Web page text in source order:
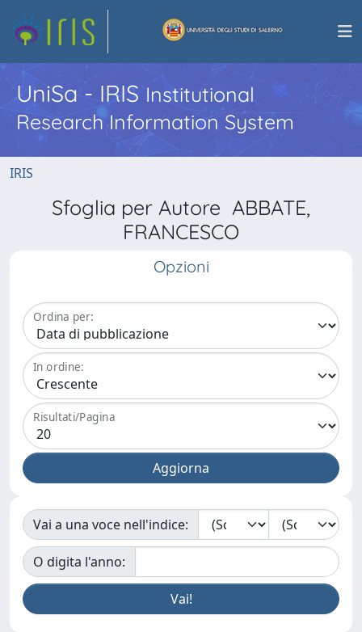
UniSa - IRISInstitutional
Research Information System
IRIS
Sfoglia per Autore ABBATE,
FRANCESCO
Opzioni
Ordina per:
In ordine:
Risultati/Pagina
Vai a una voce nell'indice:
O digita l'anno: